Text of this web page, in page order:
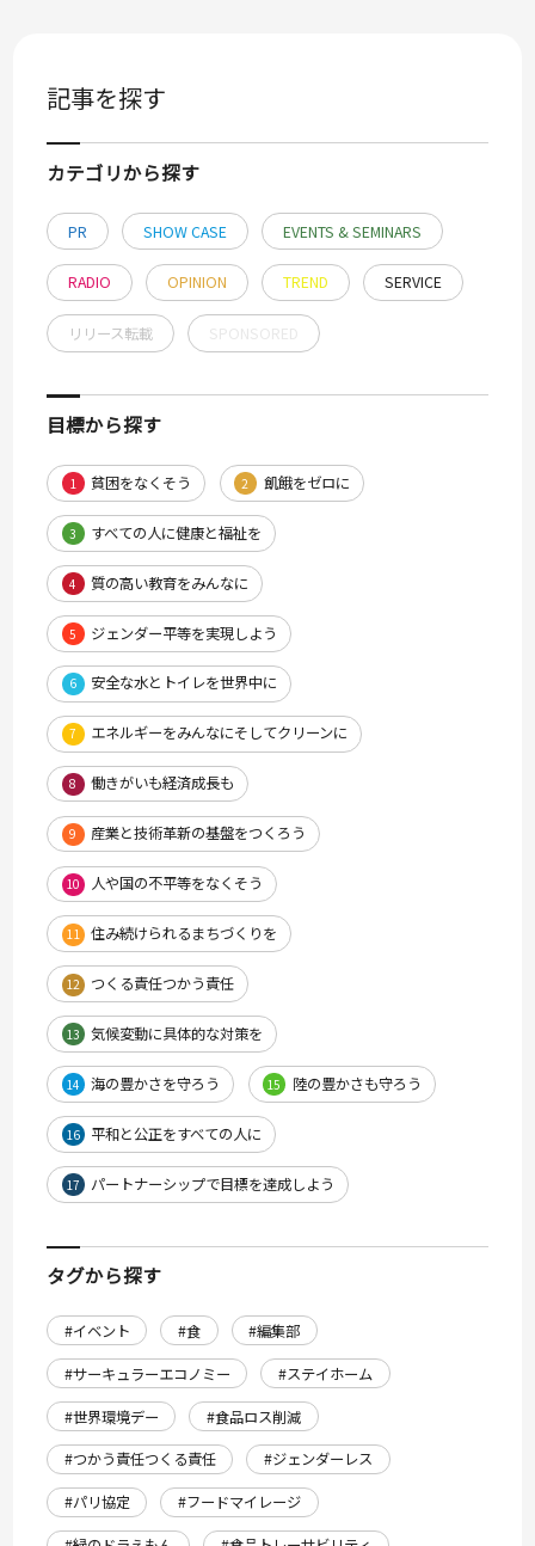
記事を探す
カテゴリから探す
PR SHOW CASE EVENTS & SEMINARS
RADIO OPINION TREND SERVICE
リリース転載
目標から探す
1 貧困をなくそう 2 飢餓をゼロに
3 すべての人に健康と福祉を
4 質の高い教育をみんなに
5 ジェンダー平等を実現しよう
6 安全な水とトイレを世界中に
7 エネルギーをみんなにそしてクリーンに
8 働きがいも経済成長も
9 産業と技術革新の基盤をつくろう
10 人や国の不平等をなくそう
11 住み続けられるまちづくりを
12 つくる責任つかう責任
13 気候変動に具体的な対策を
14 海の豊かさを守ろう 15 陸の豊かさも守ろう
16 平和と公正をすべての人に
17 パートナーシップで目標を達成しよう
タグから探す
#イベント #食
#編集部
#サーキュラーエコノミー
#ステイホーム
#世界環境デー
#食品ロス削減
#つかう責任つくる責任
#ジェンダーレス
#パリ協定
#フードマイレージ